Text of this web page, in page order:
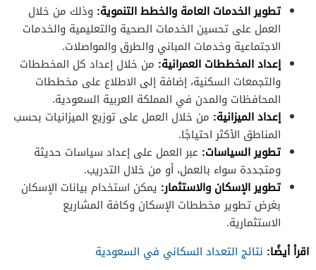
تطوير الخدمات العامة والخطط التنموية: وذلك من خلال
العمل على تحسين الخدمات الصحية والتعليمية والخدمات
الاجتماعية وخدمات المباني والطرق والمواصلات.
إعداد المخططات العمرانية: من خلال إعداد كل المخططات
والتجمعات السكنية، إضافة إلى الاطلاع على مخططات
المحافظات والمدن في المملكة العربية السعودية.
إعداد الميزانية: من خلال العمل على توزيع الميزانيات بحسب
المناطق الأكثر احتياجًا.
تطوير السياسات: عبر العمل على إعداد سياسات حديثة
ومتجددة سواء بالعمل، أو من خلال التدريب.
تطوير الإسكان والاستثمار: يمكن استخدام بيانات الإسكان
بغرض تطوير مخططات الإسكان وكافة المشاريع
الاستثمارية.
اقرأ أيضًا: نتائج التعداد السكاني في السعودية